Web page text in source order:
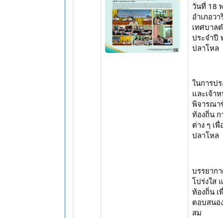
วันที่ 18
อำเภอว
เทศบาล
ประจำปี
ปลาโหล
ในการป
และเจ้า
พิจารณา
ท้องถิ่น ก
ต่าง ๆ เ
ปลาโหล
บรรยาก
โปร่งใส
ท้องถิ่น เ
ตอบสนอ
สม